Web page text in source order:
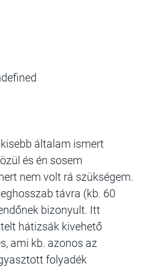
általam ismert
és én sosem
nem volt rá szükségem.
távra (kb. 60
bizonyult. Itt
hátizsák kivehető
ami kb. azonos az
folyadék